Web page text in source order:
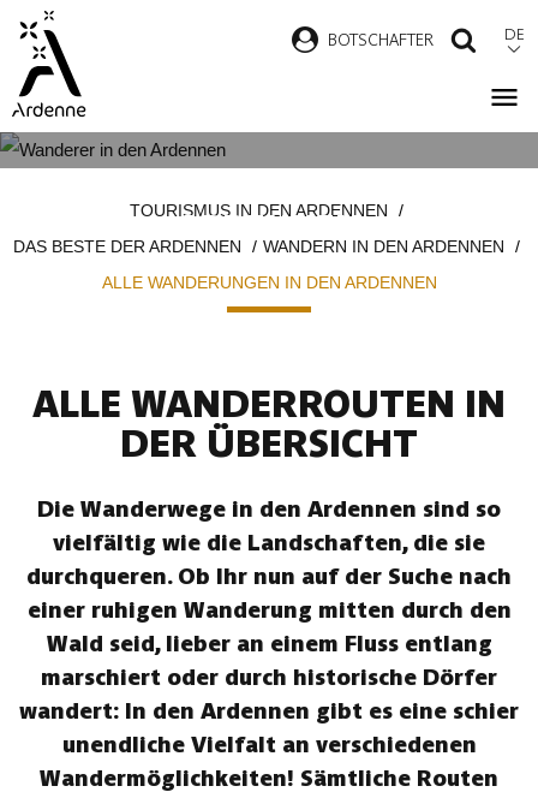
Direkt
zum
Inhalt
BOTSCHAFTER DE
ARDENNEN
TOURISMUS IN DEN ARDENNEN
DAS BESTE DER ARDENNEN
WANDERN IN DEN ARDENNEN
ALLE WANDERUNGEN IN DEN ARDENNEN
ALLE WANDERROUTEN IN
DER ÜBERSICHT
Die Wanderwege in den Ardennen sind so
vielfältig wie die Landschaften, die sie
durchqueren. Ob Ihr nun auf der Suche nach
einer ruhigen Wanderung mitten durch den
Wald seid, lieber an einem Fluss entlang
marschiert oder durch historische Dörfer
wandert: In den Ardennen gibt es eine schier
unendliche Vielfalt an verschiedenen
Wandermöglichkeiten! Sämtliche Routen